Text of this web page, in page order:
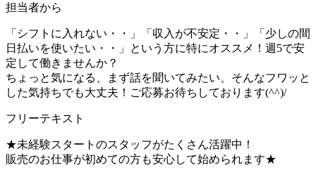
担当者から
「シフトに入れない・・」「収入が不安定・・」「少しの間
日払いを使いたい・・」という方に特にオススメ！週5で安
定して働きませんか？
ちょっと気になる、まず話を聞いてみたい、そんなフワッと
した気持ちでも大丈夫！ご応募お待ちしております(^^)/
フリーテキスト
★未経験スタートのスタッフがたくさん活躍中！
販売のお仕事が初めての方も安心して始められます★